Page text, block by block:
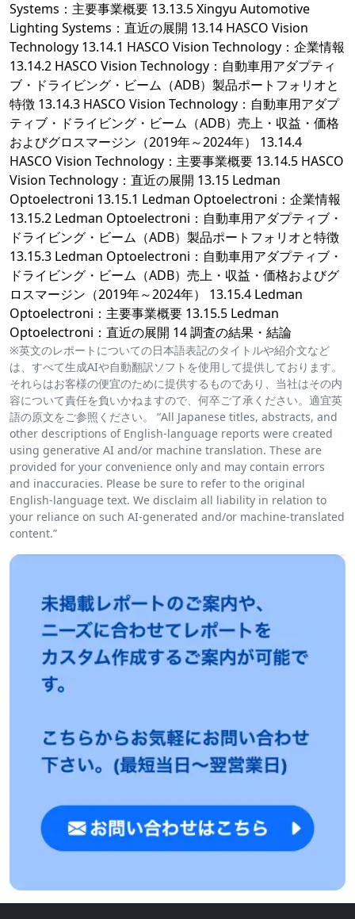
Systems：主要事業概要 13.13.5 Xingyu Automotive
Lighting Systems：直近の展開 13.14 HASCO Vision
Technology 13.14.1 HASCO Vision Technology：企業情報
13.14.2 HASCO Vision Technology：自動車用アダプティ
ブ・ドライビング・ビーム（ADB）製品ポートフォリオと
特徴 13.14.3 HASCO Vision Technology：自動車用アダプ
ティブ・ドライビング・ビーム（ADB）売上・収益・価格
およびグロスマージン（2019年～2024年） 13.14.4
HASCO Vision Technology：主要事業概要 13.14.5 HASCO
Vision Technology：直近の展開 13.15 Ledman
Optoelectroni 13.15.1 Ledman Optoelectroni：企業情報
13.15.2 Ledman Optoelectroni：自動車用アダプティブ・
ドライビング・ビーム（ADB）製品ポートフォリオと特徴
13.15.3 Ledman Optoelectroni：自動車用アダプティブ・
ドライビング・ビーム（ADB）売上・収益・価格およびグ
ロスマージン（2019年～2024年） 13.15.4 Ledman
Optoelectroni：主要事業概要 13.15.5 Ledman
Optoelectroni：直近の展開 14 調査の結果・結論
※英文のレポートについての日本語表記のタイトルや紹介文など
は、すべて生成AIや自動翻訳ソフトを使用して提供しております。
それらはお客様の便宜のために提供するものであり、当社はその内
容について責任を負いかねますので、何卒ご了承ください。適宜英
語の原文をご参照ください。 “All Japanese titles, abstracts, and
other descriptions of English-language reports were created
using generative AI and/or machine translation. These are
provided for your convenience only and may contain errors
and inaccuracies. Please be sure to refer to the original
English-language text. We disclaim all liability in relation to
your reliance on such AI-generated and/or machine-translated
content.”